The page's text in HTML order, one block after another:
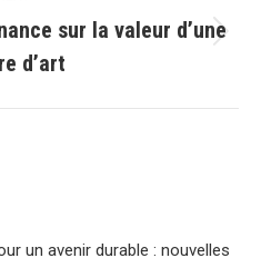
post:
sur la valeur d’une
d’art
un avenir durable : nouvelles